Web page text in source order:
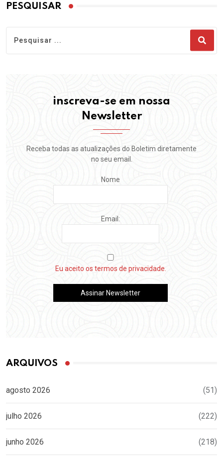
PESQUISAR
inscreva-se em nossa
Newsletter
Receba todas as atualizações do Boletim diretamente
no seu email.
Nome
Email:
Eu aceito os termos de privacidade.
ARQUIVOS
agosto 2026 (51)
julho 2026 (222)
junho 2026 (218)